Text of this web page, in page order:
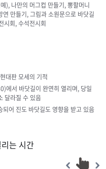
), 나만의 머그컵 만들기, 뽕할머니
만들기, 그림과 소원문으로 바닷길
시회, 수석전시회
대판 모세의 기적
에서 바닷길이 완연히 열리며, 당일
달라질 수 있음
어 진도 바닷길도 영향을 받고 있음
는 시간